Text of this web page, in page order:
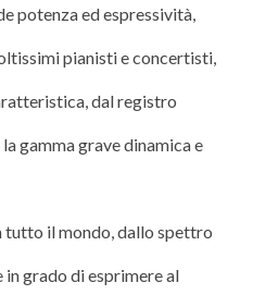
potenza ed espressività,
pianisti e concertisti,
dal registro
gamma grave dinamica e
tutto il mondo, dallo spettro
grado di esprimere al